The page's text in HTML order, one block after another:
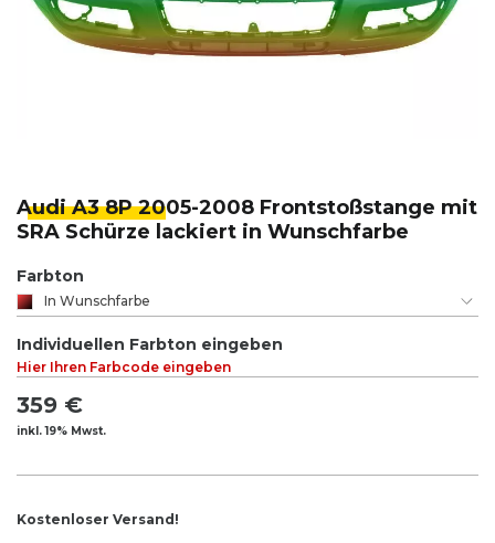
Audi A3 8P 2005-2008 Frontstoßstange mit
SRA Schürze lackiert in Wunschfarbe
Farbton
In Wunschfarbe
Individuellen Farbton eingeben
Hier Ihren Farbcode eingeben
359 €
inkl. 19% Mwst.
Kostenloser Versand!